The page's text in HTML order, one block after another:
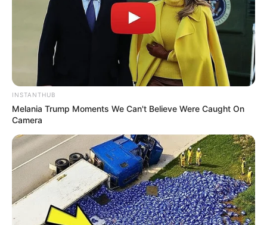
Ensinaremos um autêntico nó de gravata para
que seu trabalho fique impecável. A garrafa será
utilizada como apoio para a confecção do nó.
INSTANTHUB
Melania Trump Moments We Can't Believe Were Caught On
Camera